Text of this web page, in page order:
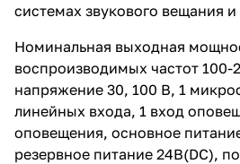
системах звукового вещания
Номинальная выходная
воспроизводимых частот
напряжение 30, 100 В, 1
линейных входа, 1 вход
оповещения, основное
резервное питание 24В(DC),